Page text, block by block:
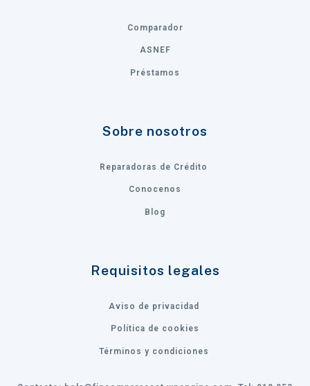
Comparador
ASNEF
Préstamos
Sobre nosotros
Reparadoras de Crédito
Conocenos
Blog
Requisitos legales
Aviso de privacidad
Política de cookies
Términos y condiciones